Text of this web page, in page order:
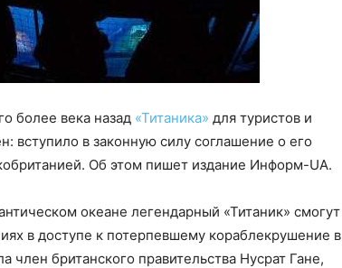
более века назад «Титаника» для туристов и
вступило в законную силу соглашение о его
Об этом пишет издание Информ-UA.
океане легендарный «Титаник» смогут
в доступе к потерпевшему кораблекрушение в
член британского правительства Нусрат Гане,